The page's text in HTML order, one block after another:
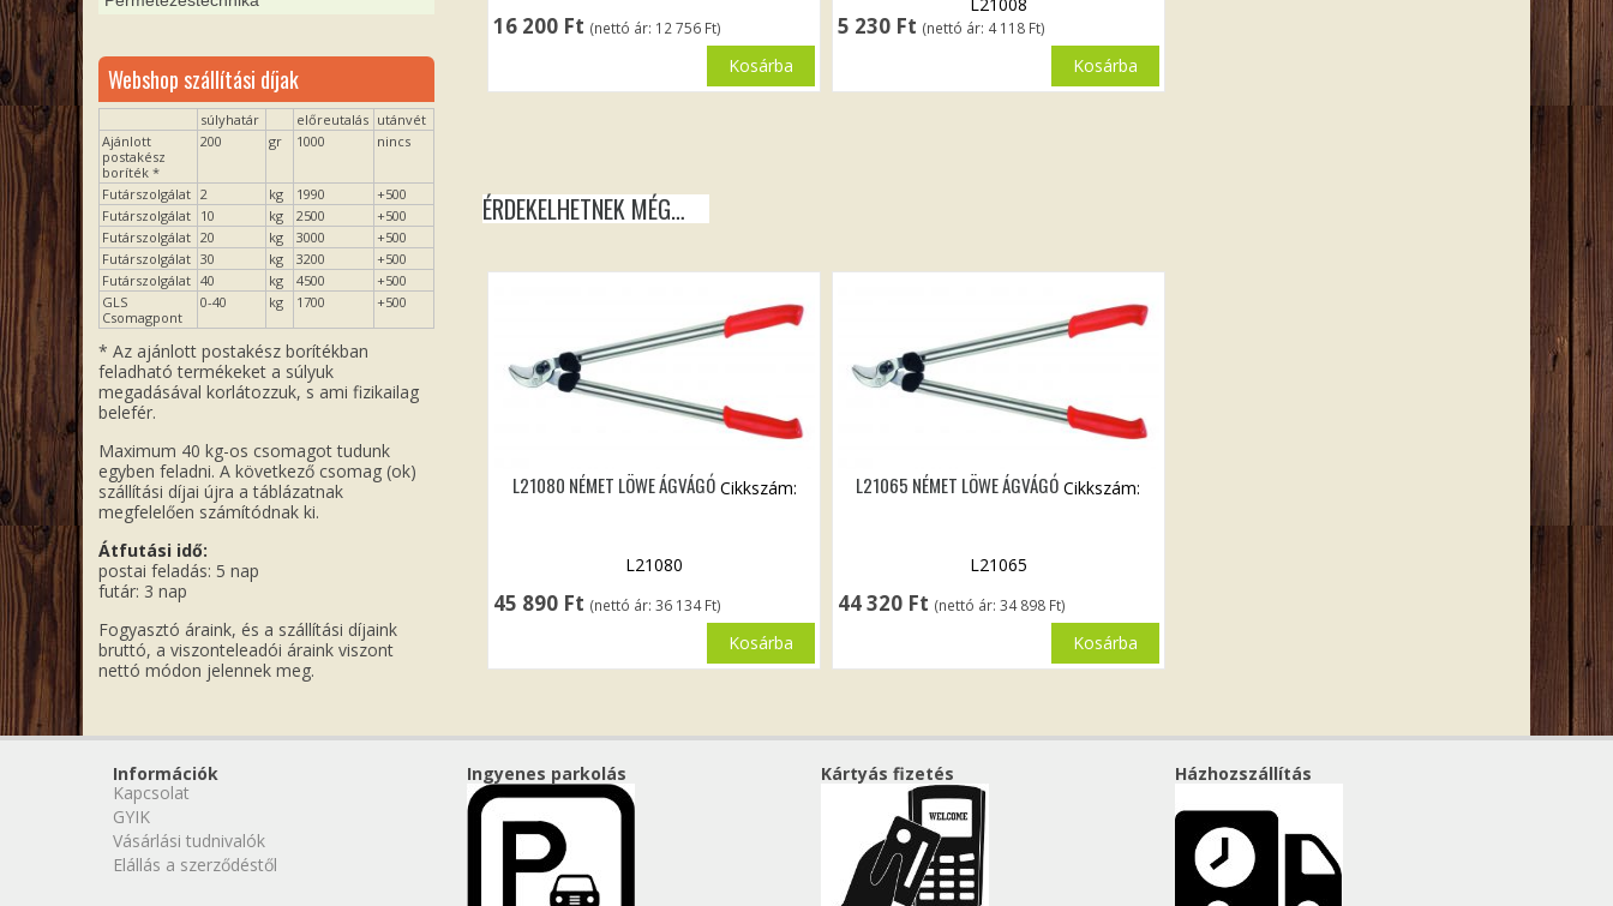
16 200 Ft (nettó ár: 12 756 Ft)
Kosárba
5 230 Ft (nettó ár: 4 118 Ft)
Kosárba
ÉRDEKELHETNEK MÉG…
L21080 NÉMET LÖWE ÁGVÁGÓ
45 890 Ft (nettó ár:36 134Ft)
Cikkszám:
L21080
Kosárba
L21065 NÉMET LÖWE ÁGVÁGÓ
44 320 Ft (nettó ár: 34 898 Ft)
Cikkszám:
L21065
Kosárba
Webshop szállítási díjak
súlyhatár előreutalás utánvét
Ajánlott
postakész
boríték *
200 gr 1000 nincs
Futárszolgálat 2 kg 1990
+500
Futárszolgálat 10 kg 2500
+500
Futárszolgálat 20 kg 3000
+500
Futárszolgálat 30 kg 3200
+500
Futárszolgálat 40 kg 4500
+500
GLS
Csomagpont
0-40 kg 1700 +500
* Az ajánlott postakész borítékban
feladható termékeket a súlyuk
megadásával korlátozzuk, s ami fizikailag
belefér.
Maximum 40 kg-os csomagot tudunk
egyben feladni. A következő csomag (ok)
szállítási díjai újra a táblázatnak
megfelelően számítódnak ki.
Átfutási idő:
postai feladás: 5 nap
futár: 3 nap
Fogyasztó áraink, és a szállítási díjaink
bruttó, a viszonteleadói áraink viszont
nettó módon jelennek meg.
Információk
Kapcsolat
GYIK
Vásárlási tudnivalók
Elállás a szerződéstől
Ingyenes parkolás Kártyás fizetés Házhozszállítás